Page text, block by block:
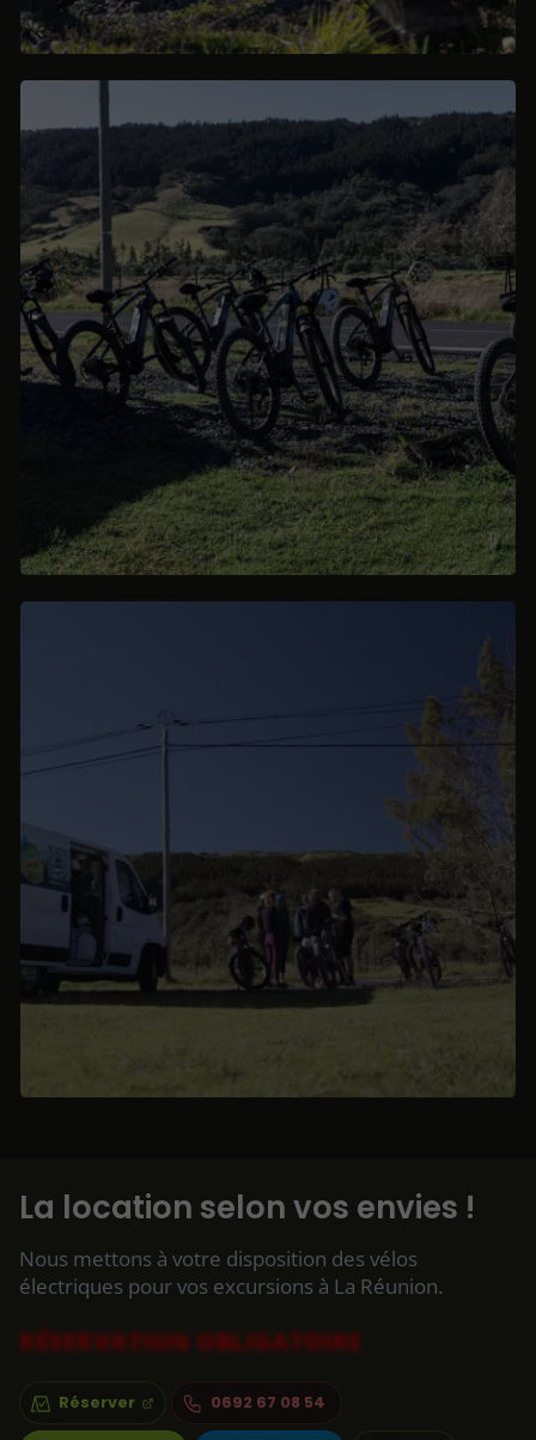
La location selon vos envies !
Nous mettons à votre disposition des vélos
électriques pour vos excursions à La Réunion.
RÉSERVATION OBLIGATOIRE
Réserver 0692 67 08 54